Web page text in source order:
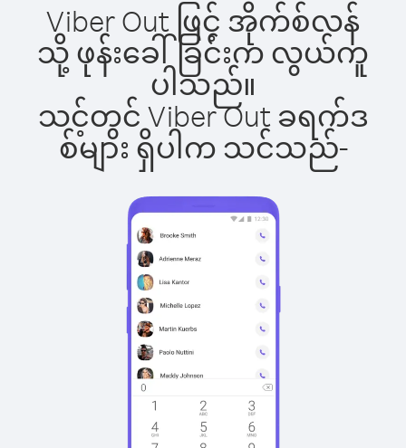
Viber Out ဖြင့် အိုက်စ်လန်
သို့ ဖုန်းခေါ်ခြင်းက လွယ်ကူ
ပါသည်။
သင့်တွင် Viber Out ခရက်ဒ
စ်များ ရှိပါက သင်သည်-